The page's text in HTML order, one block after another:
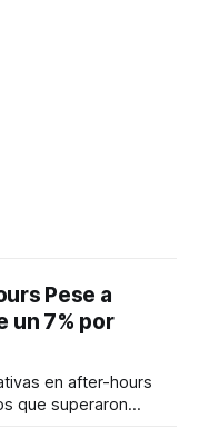
Pese a
un 7% por
en after-hours
que superaron